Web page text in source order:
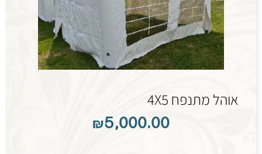
אוהל מתנפח 4X5
₪5,000.00